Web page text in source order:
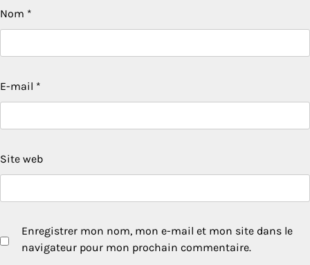
Nom *
E-mail *
Site web
Enregistrer mon nom, mon e-mail et mon site dans le
navigateur pour mon prochain commentaire.